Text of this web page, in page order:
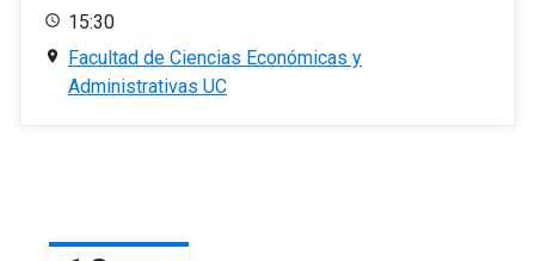
15:30
Facultad de Ciencias Económicas y
Administrativas UC